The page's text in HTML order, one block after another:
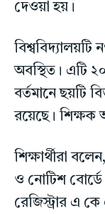
দেওয়া হয়।
অবস্থিত। এটি
বর্তমানে ছয়টি
রয়েছে।
শিক্ষার্থীরা
ও নোটিশ
রেজিস্ট্রার এ